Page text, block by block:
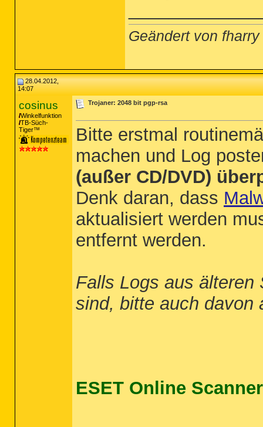
Geändert von
28.04.2012,
14:07
cosinus
Winkelfunktion
TB-Süch-
Tiger™
Trojaner: 2048 bit pgp-rsa
Bitte erstmal
machen und Log
(außer CD/DVD)
Denk daran, dass
aktualisiert werden
entfernt werden.
Falls Logs aus
sind, bitte auch davon
ESET Online Scanner